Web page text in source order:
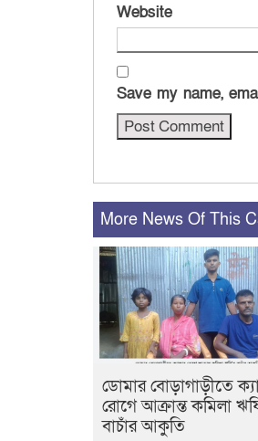
Website
Save my name,
More News Of This
ডোমার বোড়াগাড়ীতে
রোগে আক্রান্ত কমিলা
বাচাঁর আকুতি